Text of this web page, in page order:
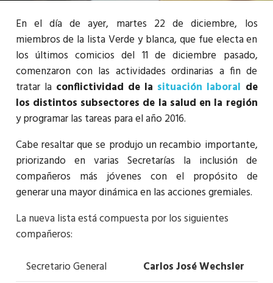
En el día de ayer, martes 22 de diciembre, los
miembros de la lista Verde y blanca, que fue electa en
los últimos comicios del 11 de diciembre pasado,
comenzaron con las actividades ordinarias a fin de
tratar la conflictividad de la situación laboral de
los distintos subsectores de la salud en la región
y programar las tareas para el año 2016.
Cabe resaltar que se produjo un recambio importante,
priorizando en varias Secretarías la inclusión de
compañeros más jóvenes con el propósito de
generar una mayor dinámica en las acciones gremiales.
La nueva lista está compuesta por los siguientes
compañeros:
Secretario General
Carlos José Wechsler